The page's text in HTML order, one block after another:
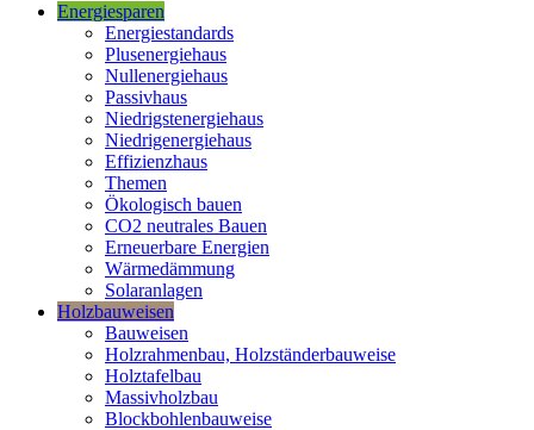
Energiesparen
Energiestandards
Plusenergiehaus
Nullenergiehaus
Passivhaus
Niedrigstenergiehaus
Niedrigenergiehaus
Effizienzhaus
Themen
Ökologisch bauen
CO2 neutrales Bauen
Erneuerbare Energien
Wärmedämmung
Solaranlagen
Holzbauweisen
Bauweisen
Holzrahmenbau, Holzständerbauweise
Holztafelbau
Massivholzbau
Blockbohlenbauweise